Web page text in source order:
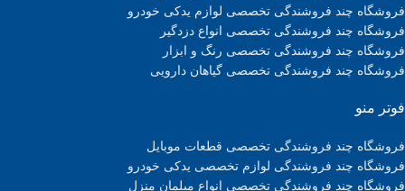
فروشگاه چند فروشندگی تخصصی لوازم یدکی خودرو
فروشگاه چند فروشندگی تخصصی انواع دزدگیر
فروشگاه چند فروشندگی تخصصی رنگ و ابزار
فروشگاه چند فروشندگی تخصصی گیاهان دارویی
فوتر منو
فروشگاه چند فروشندگی تخصصی قطعات موبایل
فروشگاه چند فروشندگی لوازم تخصصی یدکی خودرو
فروشگاه چند فروشندگی تخصصی انواع مبلمان منزل